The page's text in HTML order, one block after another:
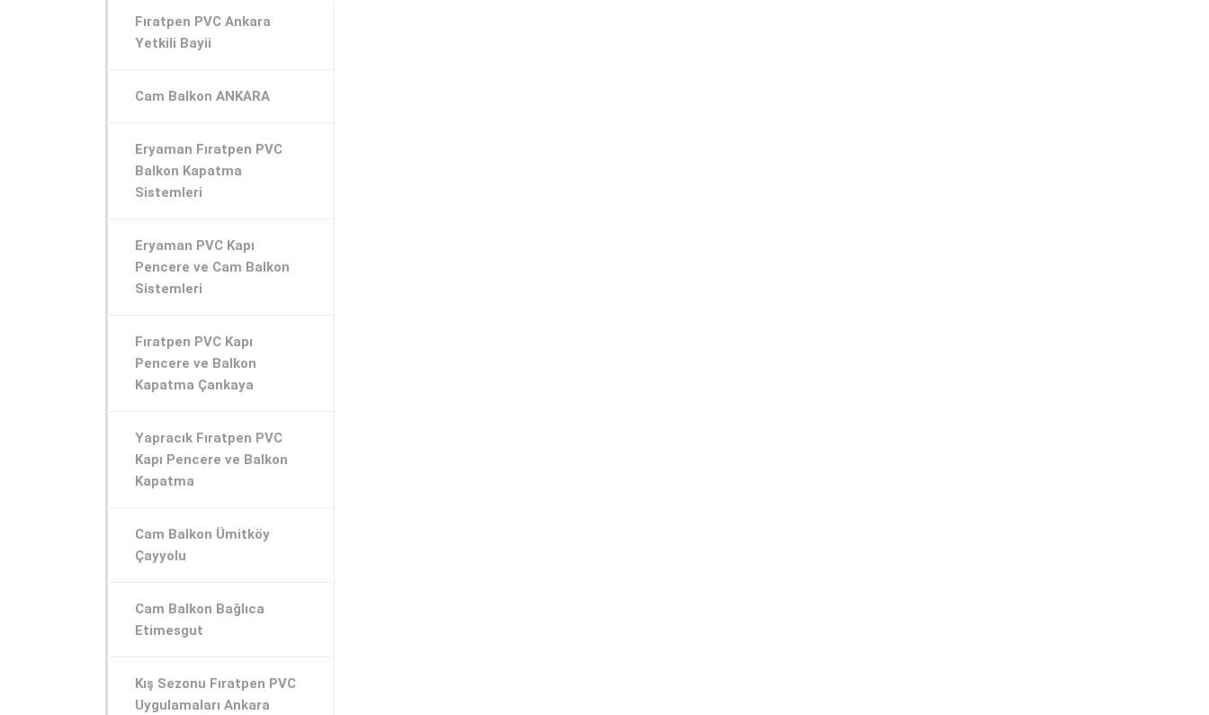
Fıratpen PVC Ankara
Yetkili Bayii
Cam Balkon ANKARA
Eryaman Fıratpen PVC
Balkon Kapatma
Sistemleri
Eryaman PVC Kapı
Pencere ve Cam Balkon
Sistemleri
Fıratpen PVC Kapı
Pencere ve Balkon
Kapatma Çankaya
Yapracık Fıratpen PVC
Kapı Pencere ve Balkon
Kapatma
Cam Balkon Ümitköy
Çayyolu
Cam Balkon Bağlıca
Etimesgut
Kış Sezonu Fıratpen PVC
Uygulamaları Ankara